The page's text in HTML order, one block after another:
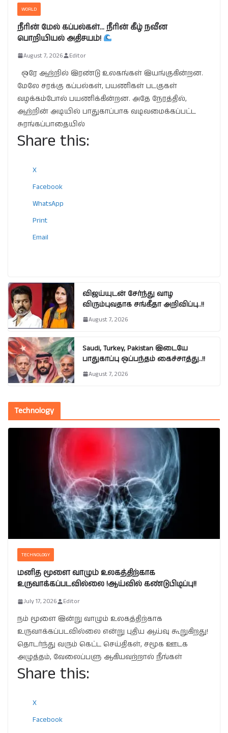
WORLD
நீரின் மேல் கப்பல்கள்… நீரின் கீழ் நவீன
பொறியியல் அதிசயம்!
August 7, 2026 Editor
ஒரே ஆற்றில் இரண்டு உலகங்கள் இயங்குகின்றன.
மேலே சரக்கு கப்பல்கள், பயணிகள் படகுகள்
வழக்கம்போல் பயணிக்கின்றன. அதே நேரத்தில்,
ஆற்றின் அடியில் பாதுகாப்பாக வடிவமைக்கப்பட்ட
சுரங்கப்பாதையில்
Share this:
X
Facebook
WhatsApp
Print
Email
விஜய்யுடன் சேர்ந்து வாழ
விரும்புவதாக சங்கீதா அறிவிப்பு..!!
August 7, 2026
Saudi, Turkey, Pakistan இடையே
பாதுகாப்பு ஒப்பந்தம் கைச்சாத்து..!!
August 7, 2026
Technology
TECHNOLOGY
மனித மூளை வாழும் உலகத்திற்காக
உருவாக்கப்படவில்லை !ஆய்வில் கண்டுபிடிப்பு!!
July 17, 2026 Editor
நம் மூளை இன்று வாழும் உலகத்திற்காக
உருவாக்கப்படவில்லை என்று புதிய ஆய்வு கூறுகிறது!
தொடர்ந்து வரும் கெட்ட செய்திகள், சமூக ஊடக
அழுத்தம், வேலைப்பளு ஆகியவற்றால் நீங்கள்
Share this:
X
Facebook